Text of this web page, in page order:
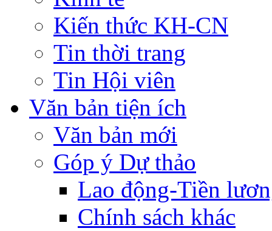
Kiến thức KH-CN
Tin thời trang
Tin Hội viên
Văn bản tiện ích
Văn bản mới
Góp ý Dự thảo
Lao động-Tiền
Chính sách khác